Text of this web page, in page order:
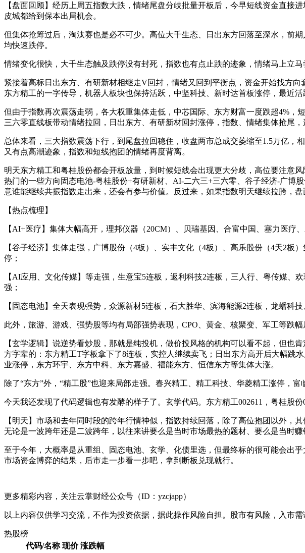
【盘面回顾】经历上周五指数大跌，情绪尾盘分歧批量开板后，今早短线资金直
皮城都给到保本出局机会。
但集体抢筹过后，淘汰赛也是必不可少。高位大千生态、日出东方回落至深水，前
均快速跌停。
情绪变化很快，大千生态触及跌停没有封死，指数也有点止跌的迹象，情绪马上立
紧接着高标日出东方、有研新材相继走V回封，情绪又回到平衡点，资金开始找方
东方精工的一字传导，机器人板块也保持活跃，中坚科技、新时达首板涨停，最近
但由于指数再次震荡走弱，各大权重集体走低，中芯国际、东方财富一度跌超4%，
三六零直线板带动情绪拉回，日出东方、有研新材回封涨停，指数、情绪集体抢尾
总体来看，三大指数震荡下行，到尾盘拉回稳住，收盘两市总成交萎缩至1.5万亿
又有点高潮迹象，指数和短线抱团的情绪再度背离。
明天东方精工和粤桂股份都会开板放量，到时候短线会出现更大分歧，高位要注意
热门的一些方向固态电池-粤桂股份+有研新材、AI-二六三+三六零、谷子经济-广博
意谁能继续共振指数走出来，还会有参与价值。反过来，如果指数明天继续拉胯，
【热点梳理】
【AI+医疗】集体大幅高开，理邦仪器（20CM）、贝瑞基因、合富中国、塞力医疗
【谷子经济】集体走强，广博股份（4板）、实丰文化（4板）、高乐股份（4天2
停；
【AI应用、文化传媒】等走强，生意宝5连板，返利科技2连板，三人行、粤传媒
强；
【固态电池】全天表现强势，众源新材5连板，石大胜华、滨海能源2连板，龙蟠科
此外，旅游、游戏、强势股等均有局部强势表现，CPO、黄金、核聚变、军工等跌幅
【玄学逻辑】说逆势看炒股，那就是纯投机，做价投风格的机构可以看不起，但
方字辈的：东方精工T字板拿下了8连板，实控人继续卖飞；日出东方高开后大幅跳
业涨停，东方环宇、东方中科、东方嘉盛、福能东方、恒信东方等集体大涨。
除了“东方”外，“精工股”也迎来局部走强。春兴精工、精工科技、华菱精工涨停，富
今天我还发现了代码逻辑也有发酵的样子了。玄学代码。东方精工002611，粤桂股
【明天】市场和去年同时段的跨年行情神似，指数持续回落，除了高位抱团以外，
无论是一波跨年还是二波跨年，以往来讲要么是当时市场最热的题材、要么是当时赚
至于今年，大概率是从重组、固态电池、玄学、化债里选，但最终标的很可能会出
市场资金博弈的结果，后市走一步看一步吧，拿到断板兑现就行。
更多精彩内容，关注云掌财经公众号（ID：yzcjapp）
以上内容仅供学习交流，不作为投资依据，据此操作风险自担。股市有风险，入市需
热股榜
代码/名称 现价 涨跌幅